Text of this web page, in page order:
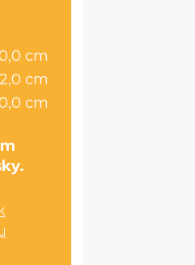
cm
cm
cm